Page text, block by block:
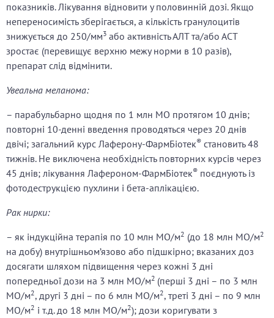
показників. Лікування відновити у половинній дозі. Якщо
непереносимість зберігається, а кількість гранулоцитів
знижується до 250/мм3 або активність АЛТ та/або АСТ
зростає (перевищує верхню межу норми в 10 разів),
препарат слід відмінити.
Увеальна меланома:
– парабульбарно щодня по 1 млн МО протягом 10 днів;
повторні 10-денні введення проводяться через 20 днів
двічі; загальний курс Лаферону-ФармБіотек® становить 48
тижнів. Не виключена необхідність повторних курсів через
45 днів; лікування Лафероном-ФармБіотек® поєднують із
фотодеструкцією пухлини і бета-аплікацією.
Рак нирки:
– як індукційна терапія по 10 млн МО/м2 (до 18 млн МО/м2
на добу) внутрішньом’язово або підшкірно; вказаних доз
досягати шляхом підвищення через кожні 3 дні
попередньої дози на 3 млн МО/м2 (перші 3 дні – по 3 млн
МО/м2, другі 3 дні – по 6 млн МО/м2, треті 3 дні – по 9 млн
МО/м2 і т.д. до 18 млн МО/м2); дози коригувати з